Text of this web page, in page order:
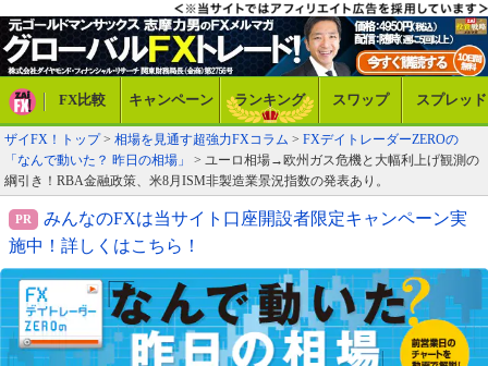
FX比較 キャンペーン ランキング スワップ スプレッド
ザイFX！トップ> 相場を見通す超強力FXコラム > FXデイトレーダーZEROの
「なんで動いた？ 昨日の相場」
> ユーロ相場→欧州ガス危機と大幅利上げ観測の
綱引き！RBA金融政策、米8月ISM非製造業景況指数の発表あり。
みんなのFXは当サイト口座開設者限定キャンペーン実
施中！詳しくはこちら！